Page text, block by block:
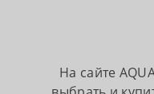
На сайте